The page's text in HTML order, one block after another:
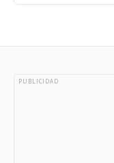
PUBLICIDAD